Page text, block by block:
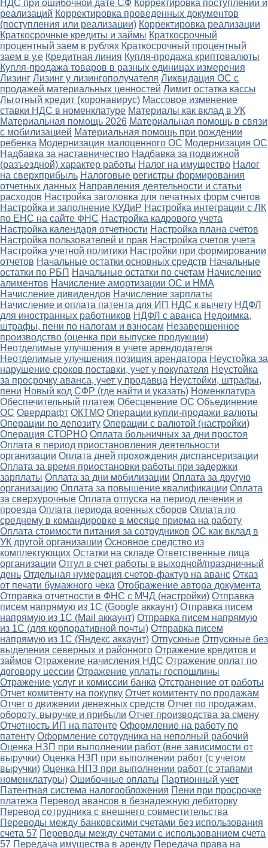
НДС при ошибочной дате СФ Корректировка поступлений и
реализаций Корректировка проведенных документов
(поступления или реализации) Корректировка реализации
Краткосрочные кредиты и займы Краткосрочный
процентный заем в рублях Краткосрочный процентный
заем в у.е Кредитная линия Купля-продажа криптовалюты
Купля-продажа товаров в разных единицах измерения
Лизинг Лизинг у лизингополучателя Ликвидация ОС с
продажей материальных ценностей Лимит остатка кассы
Льготный кредит (коронавирус) Массовое изменение
ставки НДС в номенклатуре Материалы как вклад в УК
Материальная помощь 2026 Материальная помощь в связи
с мобилизацией Материальная помощь при рождении
ребенка Модернизация малоценного ОС Модернизация ОС
Надбавка за наставничество Надбавка за подвижной
(разъездной) характер работы Налог на имущество Налог
на сверхприбыль Налоговые регистры формирования
отчетных данных Направления деятельности и статьи
расходов Настройка заголовка для печатных форм счетов
Настройка и заполнение КУДиР Настройка интеграции с ЛК
по ЕНС на сайте ФНС Настройка кадрового учета
Настройка календаря отчетности Настройка плана счетов
Настройка пользователей и прав Настройка счетов учета
Настройка учетной политики Настройки при формировании
отчетов Начальные остатки основных средств Начальные
остатки по РБП Начальные остатки по счетам Начисление
алиментов Начисление амортизации ОС и НМА
Начисление дивидендов Начисление зарплаты
Начисление и оплата патента для ИП НДС к вычету НДФЛ
для иностранных работников НДФЛ с аванса Недоимка,
штрафы, пени по налогам и взносам Незавершенное
производство (оценка при выпуске продукции)
Неотделимые улучшения в учете арендодателя
Неотделимые улучшения позиция арендатора Неустойка за
нарушение сроков поставки, учет у покупателя Неустойка
за просрочку аванса, учет у продавца Неустойки, штрафы,
пени Новый код СФР (где найти и указать) Номенклатура
Обеспечительный платеж Обесценение ОС Объединение
ОС Овердрафт ОКТМО Операции купли-продажи валюты
Операции по депозиту Операции с валютой (настройки)
Операция СТОРНО Оплата больничных за дни простоя
Оплата в период приостановления деятельности
организации Оплата дней прохождения диспансеризации
Оплата за время приостановки работы при задержки
зарплаты Оплата за дни мобилизации Оплата за другую
организацию Оплата за повышение квалификации Оплата
за сверхурочные Оплата отпуска на период лечения и
проезда Оплата периода военных сборов Оплата по
среднему в командировке в месяце приема на работу
Оплата стоимости питания за сотрудников ОС как вклад в
УК другой организации Основное средство из
комплектующих Остатки на складе Ответственные лица
организации Отгул в счет работы в выходной/праздничный
день Отдельная нумерация счетов-фактур на аванс Отказ
от печати бумажного чека Отображение автора документа
Отправка отчетности в ФНС с МЧД (настройки) Отправка
писем напрямую из 1С (Google аккаунт) Отправка писем
напрямую из 1С (Mail аккаунт) Отправка писем напрямую
из 1С (для корпоративной почты) Отправка писем
напрямую из 1С (Яндекс аккаунт) Отпускные Отпускные без
выделения северных и районного Отражение кредитов и
займов Отражение начисления НДС Отражение оплат по
договору цессии Отражение уплаты госпошлины
Отражение услуг и комиссии банка Отстранение от работы
Отчет комитенту на покупку Отчет комитенту по продажам
Отчет о движении денежных средств Отчет по продажам,
обороту, выручке и прибыли Отчет производства за смену
Отчетность ИП на патенте Оформление на работу по
патенту Оформление сотрудника на неполный рабочий
Оценка НЗП при выполнении работ (вне зависимости от
выручки) Оценка НЗП при выполнении работ (с учетом
выручки) Оценка НПЗ при выполнении работ (с этапами
номенклатуры) Ошибочные оплаты Партионный учет
Патентная система налогообложения Пени при просрочке
платежа Перевод авансов в безнадежную дебиторку
Перевод сотрудника с внешнего совместительства
Переводы между банковскими счетами без использования
счета 57 Переводы между счетами с использованием счета
57 Передача имущества в аренду Передача права на